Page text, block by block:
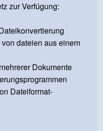
zur Verfúgung:
dateien aus einem
Dokumente
Dateiformat-